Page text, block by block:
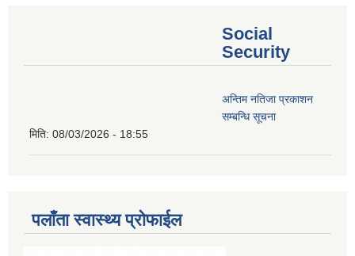
Social
Security
अन्तिम नतिजा प्रकाशन
सम्बन्धि सूचना
मिति: 08/03/2026 - 18:55
पलाँता स्वास्थ्य प्रोफाईल